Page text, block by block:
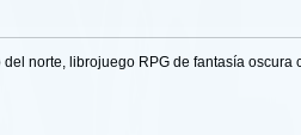
del norte, librojuego RPG de fantasía oscura